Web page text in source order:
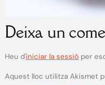
Deixa un
Heu d'iniciar la sessió per
Aquest lloc utilitza Akismet